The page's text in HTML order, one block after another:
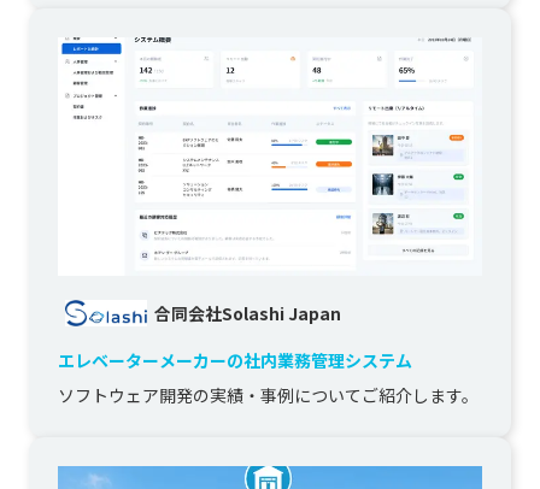
合同会社Solashi Japan
エレベーターメーカーの社内業務管理システム
ソフトウェア開発の実績・事例についてご紹介します。